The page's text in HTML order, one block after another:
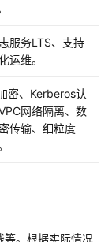
服务LTS、支持
运维。
密、Kerberos认
网络隔离、数
传输、细粒度
等。根据实际情况